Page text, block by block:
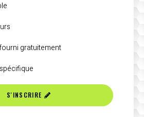
gratuitement
S'INSCRIRE